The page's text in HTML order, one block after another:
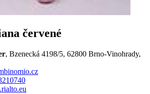
červené
, Bzenecká 4198/5, 62800 Brno-Vinohrady,